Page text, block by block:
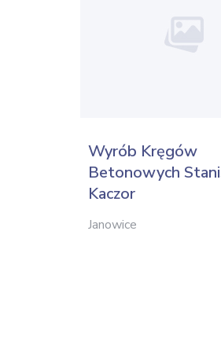
Wyrób Kręgów
Betonowych
Kaczor
Janowice